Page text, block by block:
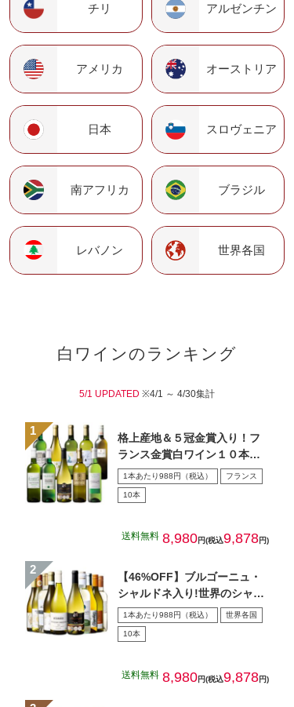
チリ アルゼンチン
アメリカ オーストリア
日本 スロヴェニア
南アフリカ ブラジル
レバノン 世界各国
白ワインのランキング
5/1 UPDATED ※4/1 ～ 4/30集計
格上産地＆５冠金賞入り！フ
ランス金賞白ワイン１０本セ
ット
1本あたり988円（税込） フランス
10本
送料無料 8,980円(税込9,878円)
【46%OFF】ブルゴーニュ・
シャルドネ入り!世界のシャル
ドネ白10本セット 第…
1本あたり988円（税込） 世界各国
10本
送料無料 8,980円(税込9,878円)